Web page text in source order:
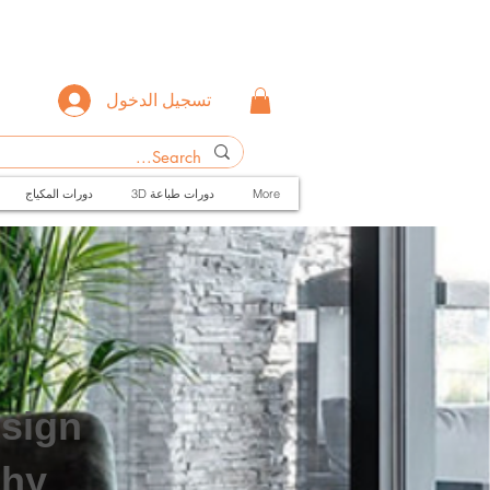
تسجيل الدخول
دورات المكياج 3D دورات طباعة More